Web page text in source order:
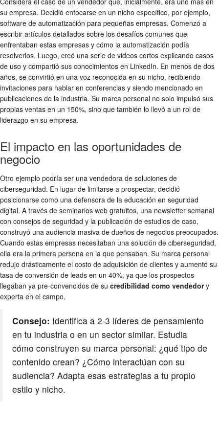
su empresa. Decidió enfocarse en un nicho específico, por ejemplo,
software de automatización para pequeñas empresas. Comenzó a
escribir artículos detallados sobre los desafíos comunes que
enfrentaban estas empresas y cómo la automatización podía
resolverlos. Luego, creó una serie de videos cortos explicando casos
de uso y compartió sus conocimientos en LinkedIn. En menos de dos
años, se convirtió en una voz reconocida en su nicho, recibiendo
invitaciones para hablar en conferencias y siendo mencionado en
publicaciones de la industria. Su marca personal no solo impulsó sus
propias ventas en un 150%, sino que también lo llevó a un rol de
liderazgo en su empresa.
El impacto en las oportunidades de
negocio
Otro ejemplo podría ser una vendedora de soluciones de
ciberseguridad. En lugar de limitarse a prospectar, decidió
posicionarse como una defensora de la educación en seguridad
digital. A través de seminarios web gratuitos, una newsletter semanal
con consejos de seguridad y la publicación de estudios de caso,
construyó una audiencia masiva de dueños de negocios preocupados.
Cuando estas empresas necesitaban una solución de ciberseguridad,
ella era la primera persona en la que pensaban. Su marca personal
redujo drásticamente el costo de adquisición de clientes y aumentó su
tasa de conversión de leads en un 40%, ya que los prospectos
llegaban ya pre-convencidos de su credibilidad como vendedory
experta en el campo.
Consejo: Identifica a 2-3 líderes de pensamiento
en tu industria o en un sector similar. Estudia
cómo construyen su marca personal: ¿qué tipo de
contenido crean? ¿Cómo interactúan con su
audiencia? Adapta esas estrategias a tu propio
estilo y nicho.